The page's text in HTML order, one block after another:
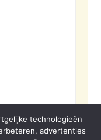
technologieën
advertenties